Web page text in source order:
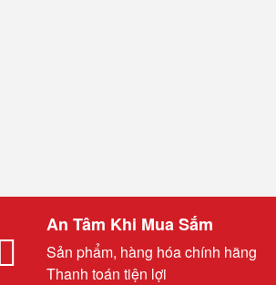
An Tâm Khi Mua Sắm
Sản phẩm, hàng hóa chính hãng
Thanh toán tiện lợi